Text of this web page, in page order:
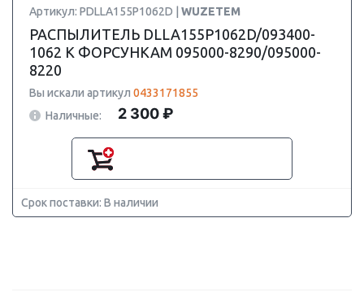
Артикул: PDLLA155P1062D | WUZETEM
РАСПЫЛИТЕЛЬ DLLA155P1062D/093400-
1062 К ФОРСУНКАМ 095000-8290/095000-
8220
Вы искали артикул 0433171855
Наличные:
2 300 ₽
Срок поставки: В наличии